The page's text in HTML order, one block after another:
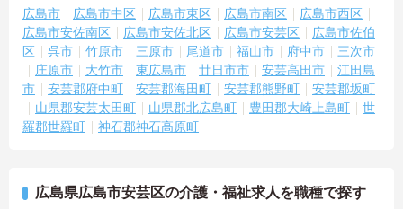
広島市 広島市中区 広島市東区 広島市南区
広島市西区
広島市安佐南区
広島市安佐北区 広島市安芸区
広島市佐伯
区
呉市 竹原市 三原市 尾道市 福山市 府中市
三次市
庄原市
大竹市 東広島市 廿日市市 安芸高田市
江田島
市
安芸郡府中町 安芸郡海田町 安芸郡熊野町
安芸郡坂町
山県郡安芸太田町
山県郡北広島町 豊田郡大崎上島町
世
羅郡世羅町
神石郡神石高原町
広島県広島市安芸区の介護・福祉求人を職種で探す